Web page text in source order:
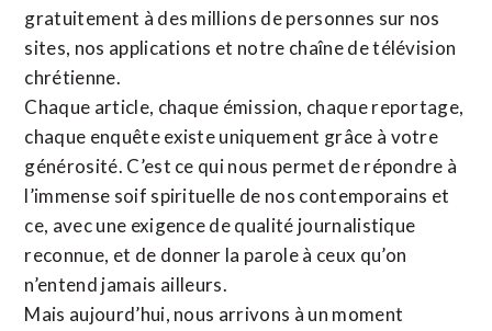
gratuitement à des millions de personnes sur nos
sites, nos applications et notre chaîne de télévision
chrétienne.
Chaque article, chaque émission, chaque reportage,
chaque enquête existe uniquement grâce à votre
générosité. C’est ce qui nous permet de répondre à
l’immense soif spirituelle de nos contemporains et
ce, avec une exigence de qualité journalistique
reconnue, et de donner la parole à ceux qu’on
n’entend jamais ailleurs.
Mais aujourd’hui, nous arrivons à un moment